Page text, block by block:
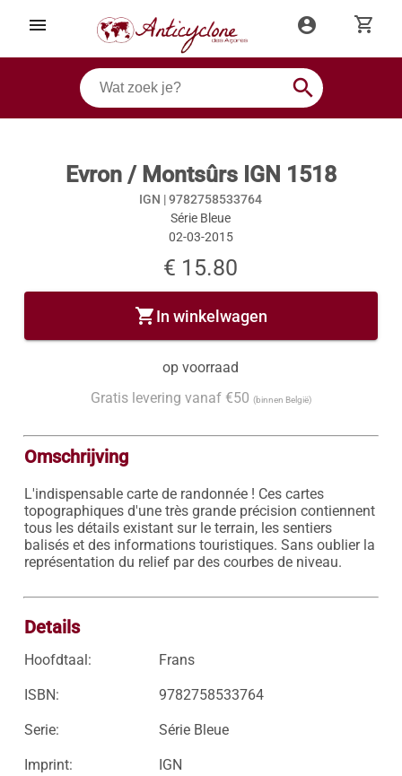
menu account_circle shopping_cart
search
Evron / Montsûrs IGN 1518
IGN |9782758533764
Série Bleue
02-03-2015
€ 15.80
shopping_cartIn winkelwagen
op voorraad
Gratis levering vanaf €50 (binnen België)
Omschrijving
L'indispensable carte de randonnée ! Ces cartes
topographiques d'une très grande précision contiennent
tous les détails existant sur le terrain, les sentiers
balisés et des informations touristiques. Sans oublier la
représentation du relief par des courbes de niveau.
Details
Hoofdtaal: Frans
ISBN: 9782758533764
Serie: Série Bleue
Imprint: IGN